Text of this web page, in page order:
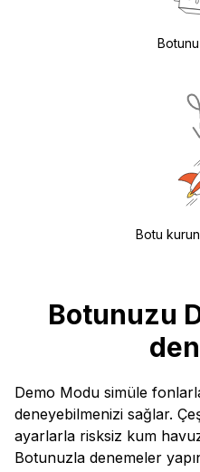
Botu kurun
Botunuzu
Demo Modu simüle
deneyebilmenizi sağlar.
ayarlarla risksiz kum
Botunuzla denemeler